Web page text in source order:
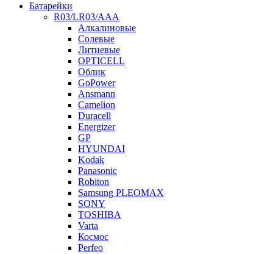
Батарейки
R03/LR03/AAA
Алкалиновые
Солевые
Литиевые
OPTICELL
Облик
GoPower
Ansmann
Camelion
Duracell
Energizer
GP
HYUNDAI
Kodak
Panasonic
Robiton
Samsung PLEOMAX
SONY
TOSHIBA
Varta
Космос
Perfeo